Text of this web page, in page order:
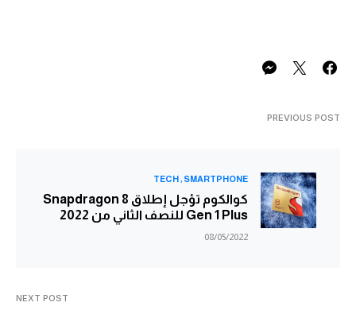
PREVIOUS POST
SMARTPHONE
TECH
كوالكوم تؤجل إطلاق Snapdragon 8
Gen 1 Plus للنصف الثاني من 2022
08/05/2022
NEXT POST